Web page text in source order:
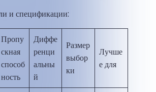
и спецификации:
Пропу
скная
способ
ность
Диффе
ренци
альны
й
Размер
выбор
ки
Лучше
е для